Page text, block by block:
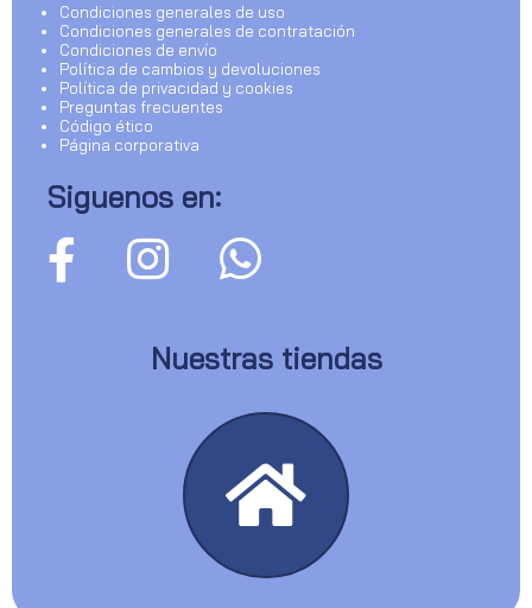
Condiciones generales de uso
Condiciones generales de contratación
Condiciones de envío
Política de cambios y devoluciones
Política de privacidad y cookies
Preguntas frecuentes
Código ético
Página corporativa
Siguenos en:
Nuestras tiendas